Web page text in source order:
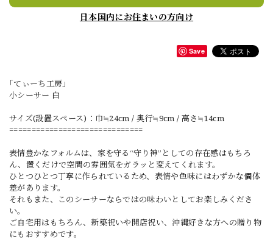
日本国内にお住まいの方向け
Save
｢てぃーち工房｣
小シーサー 白
サイズ(設置スペース)：巾≒24cm / 奥行≒9cm / 高さ≒14cm
==============================
表情豊かなフォルムは、家を守る“守り神”としての存在感はもちろ
ん、置くだけで空間の雰囲気をガラッと変えてくれます。
ひとつひとつ丁寧に作られているため、表情や色味にはわずかな個体
差があります。
それもまた、このシーサーならではの味わいとしてお楽しみくださ
い。
ご自宅用はもちろん、新築祝いや開店祝い、沖縄好きな方への贈り物
にもおすすめです。